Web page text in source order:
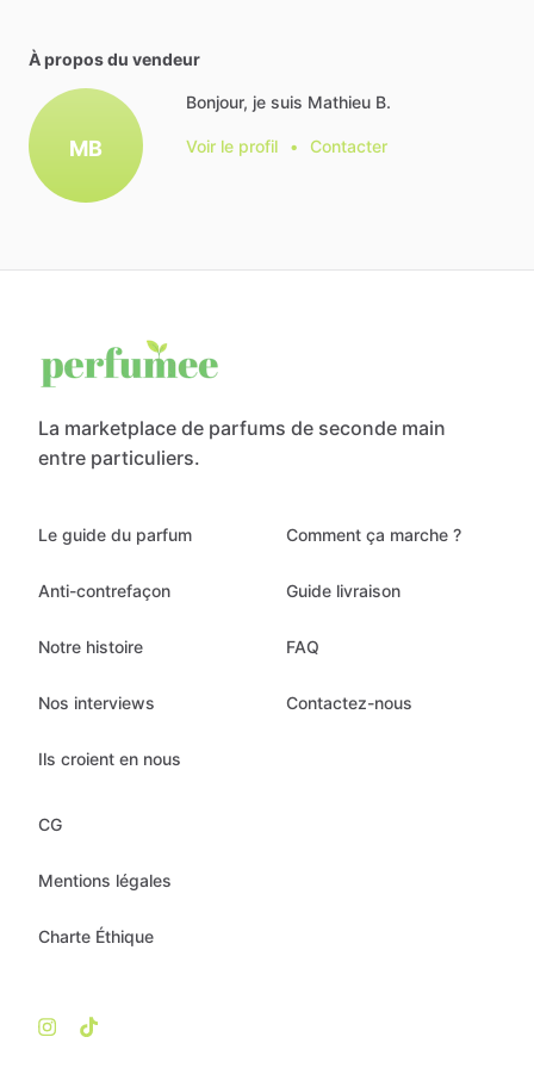
À propos du vendeur
MB
Bonjour, je suis Mathieu B.
Voir le profil • Contacter
La marketplace de parfums de seconde main
entre particuliers.
Le guide du parfum
Anti-contrefaçon
Notre histoire
Nos interviews
Ils croient en nous
Comment ça marche ?
Guide livraison
FAQ
Contactez-nous
CG
Mentions légales
Charte Éthique